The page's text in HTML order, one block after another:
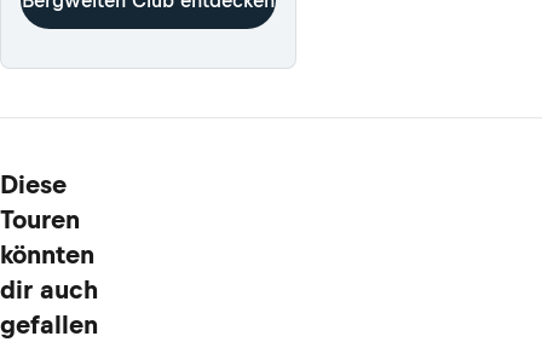
Diese
Touren
könnten
dir auch
gefallen